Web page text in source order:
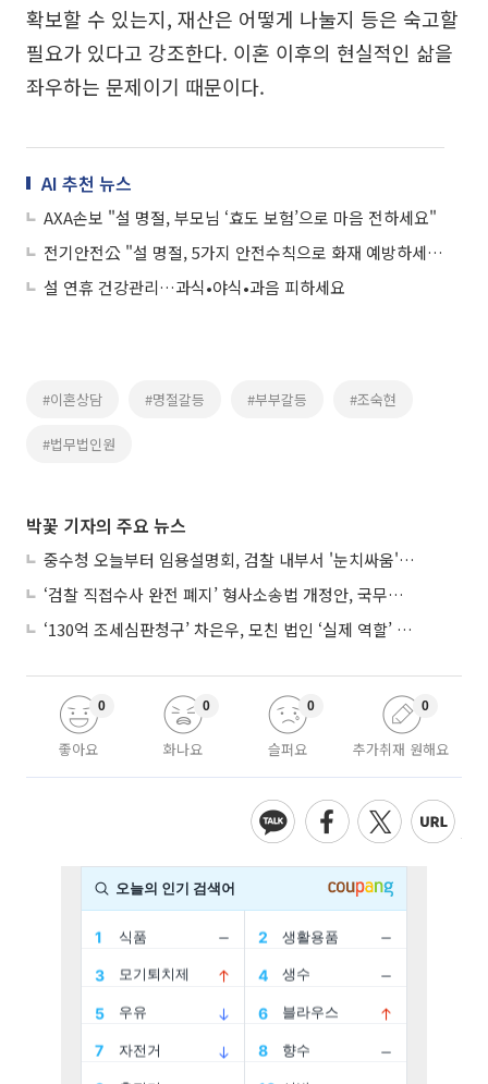
확보할 수 있는지, 재산은 어떻게 나눌지 등은 숙고할
필요가 있다고 강조한다. 이혼 이후의 현실적인 삶을
좌우하는 문제이기 때문이다.
AI 추천 뉴스
AXA손보 "설 명절, 부모님 ‘효도 보험’으로 마음 전하세요"
전기안전公 "설 명절, 5가지 안전수칙으로 화재 예방하세요"
설 연휴 건강관리…과식•야식•과음 피하세요
#이혼상담 #명절갈등 #부부갈등 #조숙현
#법무법인원
박꽃 기자의 주요 뉴스
중수청 오늘부터 임용설명회, 검찰 내부서 '눈치싸움' 기류변화도
‘검찰 직접수사 완전 폐지’ 형사소송법 개정안, 국무회의 통과
‘130억 조세심판청구’ 차은우, 모친 법인 ‘실제 역할’ 다툴 듯
좋아요
0
화나요
0
슬퍼요
0
추가취재 원해요
0